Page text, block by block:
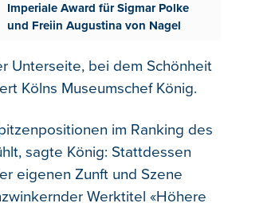
Imperiale Award für Sigmar Polke
und Freiin Augustina von Nagel
Unterseite, bei dem Schönheit
Kölns Museumschef König.
im Ranking des
sagte König: Stattdessen
eigenen Zunft und Szene
Werktitel «Höhere